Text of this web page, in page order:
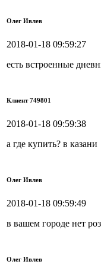
Олег Ивлев
2018-01-18 09:59:27
есть встроенные
Клиент 749801
2018-01-18 09:59:38
а где купить? в казани
Олег Ивлев
2018-01-18 09:59:49
в вашем городе нет
Олег Ивлев